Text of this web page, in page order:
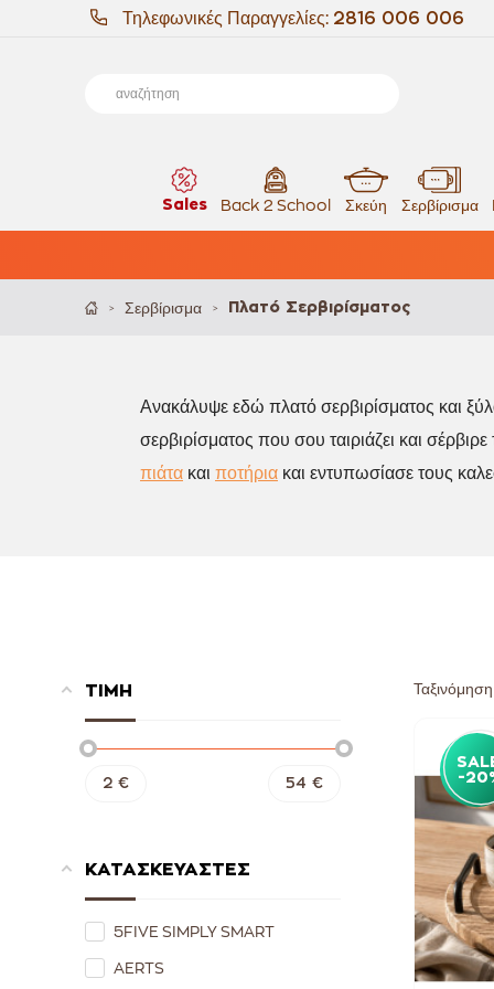
Τηλεφωνικές Παραγγελίες: 2816 006 006
Sales Back 2 School Σκεύη Σερβίρισμα
> Σερβίρισμα > Πλατό Σερβιρίσματος
Ανακάλυψε εδώ πλατό σερβιρίσματος και
σερβιρίσματος που σου ταιριάζει και
πιάτα και ποτήρια και εντυπωσίασε τους
ΤΙΜΗ
2 € 54 €
ΚΑΤΑΣΚΕΥΑΣΤΕΣ
5FIVE SIMPLY SMART
AERTS
-